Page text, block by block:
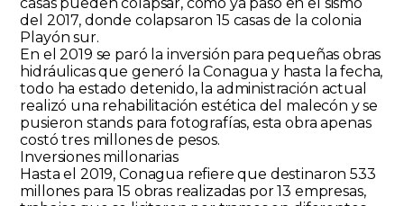
del 2017, donde colapsaron 15 casas de la colonia
Playón sur.
En el 2019 se paró la inversión para pequeñas obras
hidráulicas que generó la Conagua y hasta la fecha,
todo ha estado detenido, la administración actual
realizó una rehabilitación estética del malecón y se
pusieron stands para fotografías, esta obra apenas
costó tres millones de pesos.
Inversiones millonarias
Hasta el 2019, Conagua refiere que destinaron 533
millones para 15 obras realizadas por 13 empresas,